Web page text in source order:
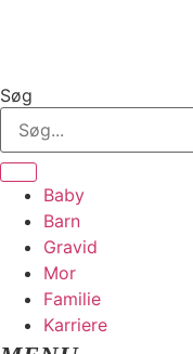
Søg
Baby
Barn
Gravid
Mor
Familie
Karriere